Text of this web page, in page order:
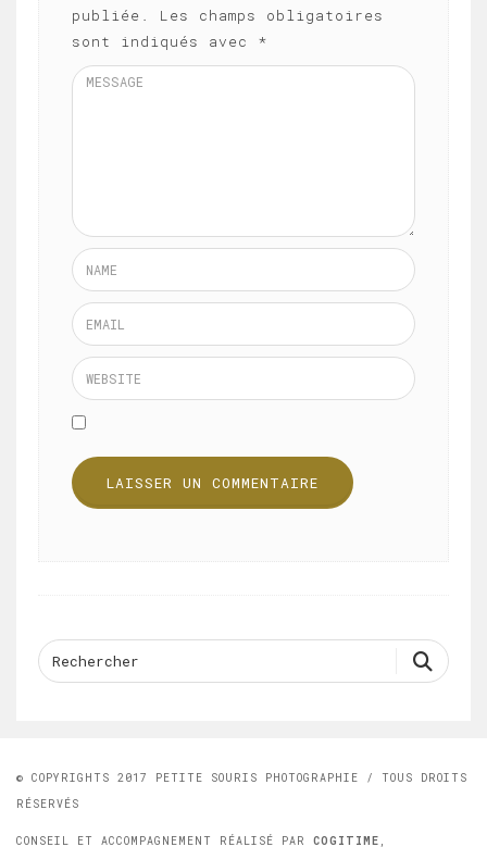
publiée.
Les champs obligatoires
sont indiqués avec *
© COPYRIGHTS 2017 PETITE SOURIS PHOTOGRAPHIE / TOUS DROITS
RÉSERVÉS
CONSEIL ET ACCOMPAGNEMENT RÉALISÉ PAR COGITIME ,